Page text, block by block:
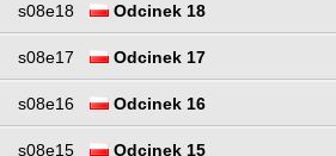
s08e18 Odcinek 18
s08e17 Odcinek 17
s08e16 Odcinek 16
s08e15 Odcinek 15